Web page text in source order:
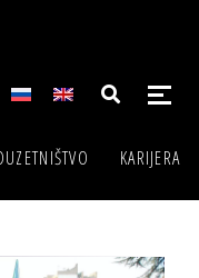
KARIJERA